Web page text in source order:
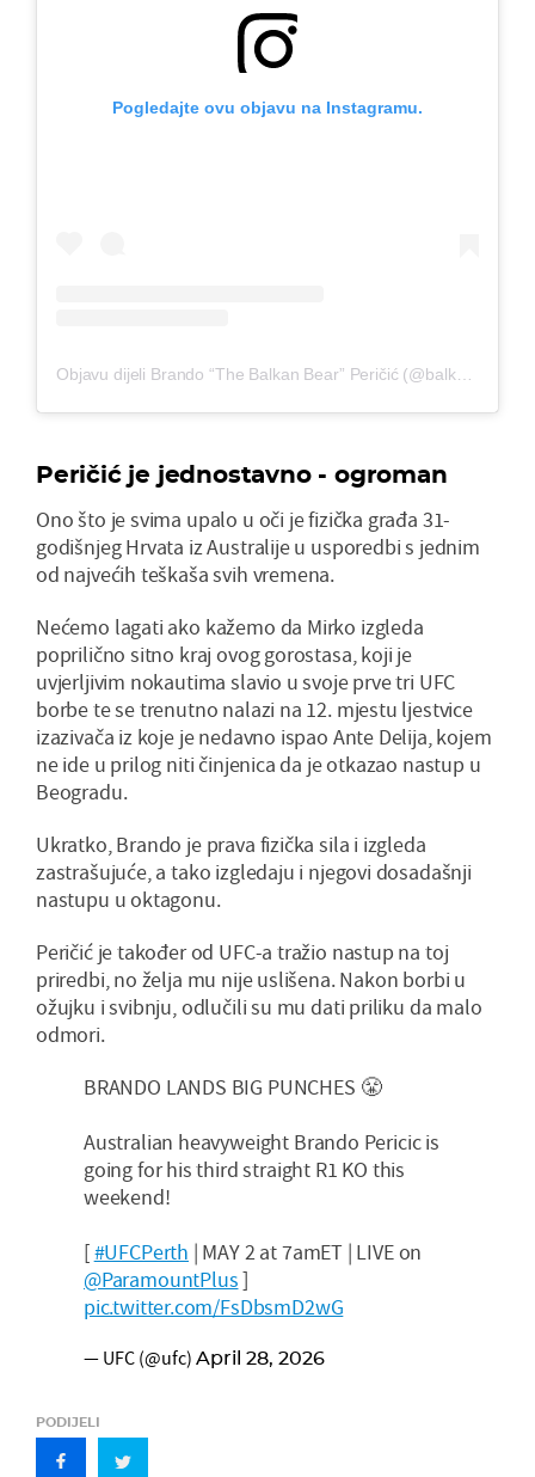
Pogledajte ovu objavu na Instagramu.
Peričić je jednostavno - ogroman
Ono što je svima upalo u oči je fizička građa 31-
godišnjeg Hrvata iz Australije u usporedbi s jednim
od najvećih teškaša svih vremena.
Nećemo lagati ako kažemo da Mirko izgleda
poprilično sitno kraj ovog gorostasa, koji je
uvjerljivim nokautima slavio u svoje prve tri UFC
borbe te se trenutno nalazi na 12. mjestu ljestvice
izazivača iz koje je nedavno ispao Ante Delija, kojem
ne ide u prilog niti činjenica da je otkazao nastup u
Beogradu.
Ukratko, Brando je prava fizička sila i izgleda
zastrašujuće, a tako izgledaju i njegovi dosadašnji
nastupu u oktagonu.
Peričić je također od UFC-a tražio nastup na toj
priredbi, no želja mu nije uslišena. Nakon borbi u
ožujku i svibnju, odlučili su mu dati priliku da malo
odmori.
BRANDO LANDS BIG PUNCHES 😤
Australian heavyweight Brando Pericic is
going for his third straight R1 KO this
weekend!
[#UFCPerth | MAY 2 at 7amET | LIVE on
@ParamountPlus]
pic.twitter.com/FsDbsmD2wG
— UFC (@ufc) April 28, 2026
PODIJELI